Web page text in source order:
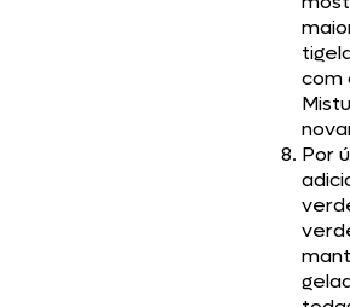
com
Por